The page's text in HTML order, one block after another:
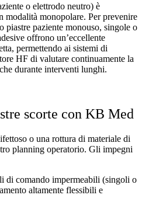
o elettrodo neutro) è
modalità monopolare. Per prevenire
paziente monouso, singole o
offrono un’eccellente
permettendo ai sistemi di
HF di valutare continuamente la
durante interventi lunghi.
scorte con KB Med
o una rottura di materiale di
planning operatorio. Gli impegni
di comando impermeabili (singoli o
altamente flessibili e